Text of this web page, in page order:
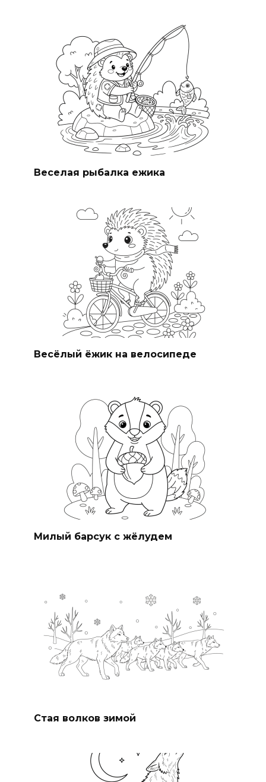
Веселая рыбалка ежика
Весёлый ёжик на велосипеде
Милый барсук с жёлудем
Стая волков зимой